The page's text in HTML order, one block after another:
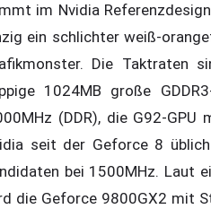
im Nvidia
ein schlichter weiß-
Die Taktraten
1024MB große
(DDR), die G92-
seit der Geforce 8
bei 1500MHz. Laut
die Geforce 9800GX2 mit